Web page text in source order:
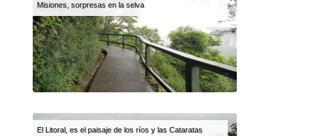
Misiones, sorpresas en la selva
El Litoral, es el paisaje de los ríos y las Cataratas